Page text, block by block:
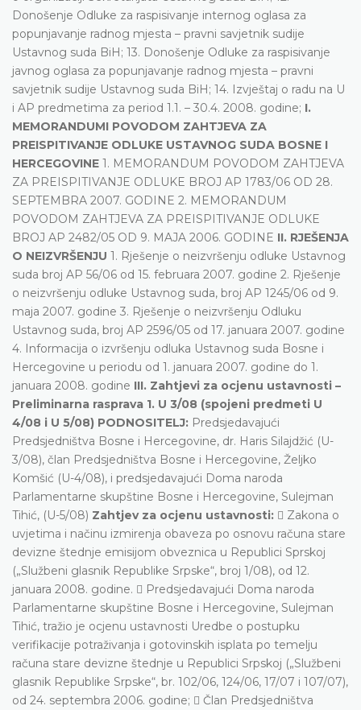
Donošenje Odluke za raspisivanje internog oglasa za
popunjavanje radnog mjesta – pravni savjetnik sudije
Ustavnog suda BiH; 13. Donošenje Odluke za raspisivanje
javnog oglasa za popunjavanje radnog mjesta – pravni
savjetnik sudije Ustavnog suda BiH; 14. Izvještaj o radu na U
i AP predmetima za period 1.1. – 30.4. 2008. godine; I.
MEMORANDUMI POVODOM ZAHTJEVA ZA
PREISPITIVANJE ODLUKE USTAVNOG SUDA BOSNE I
HERCEGOVINE 1. MEMORANDUM POVODOM ZAHTJEVA
ZA PREISPITIVANJE ODLUKE BROJ AP 1783/06 OD 28.
SEPTEMBRA 2007. GODINE 2. MEMORANDUM
POVODOM ZAHTJEVA ZA PREISPITIVANJE ODLUKE
BROJ AP 2482/05 OD 9. MAJA 2006. GODINE II. RJEŠENJA
O NEIZVRŠENJU 1. Rješenje o neizvršenju odluke Ustavnog
suda broj AP 56/06 od 15. februara 2007. godine 2. Rješenje
o neizvršenju odluke Ustavnog suda, broj AP 1245/06 od 9.
maja 2007. godine 3. Rješenje o neizvršenju Odluku
Ustavnog suda, broj AP 2596/05 od 17. januara 2007. godine
4. Informacija o izvršenju odluka Ustavnog suda Bosne i
Hercegovine u periodu od 1. januara 2007. godine do 1.
januara 2008. godine III. Zahtjevi za ocjenu ustavnosti –
Preliminarna rasprava 1. U 3/08 (spojeni predmeti U
4/08 i U 5/08) PODNOSITELJ: Predsjedavajući
Predsjedništva Bosne i Hercegovine, dr. Haris Silajdžić (U-
3/08), član Predsjedništva Bosne i Hercegovine, Željko
Komšić (U-4/08), i predsjedavajući Doma naroda
Parlamentarne skupštine Bosne i Hercegovine, Sulejman
Tihić, (U-5/08) Zahtjev za ocjenu ustavnosti:  Zakona o
uvjetima i načinu izmirenja obaveza po osnovu računa stare
devizne štednje emisijom obveznica u Republici Sprskoj
(„Službeni glasnik Republike Srpske“, broj 1/08), od 12.
januara 2008. godine.  Predsjedavajući Doma naroda
Parlamentarne skupštine Bosne i Hercegovine, Sulejman
Tihić, tražio je ocjenu ustavnosti Uredbe o postupku
verifikacije potraživanja i gotovinskih isplata po temelju
računa stare devizne štednje u Republici Srpskoj („Službeni
glasnik Republike Srpske“, br. 102/06, 124/06, 17/07 i 107/07),
od 24. septembra 2006. godine;  Član Predsjedništva